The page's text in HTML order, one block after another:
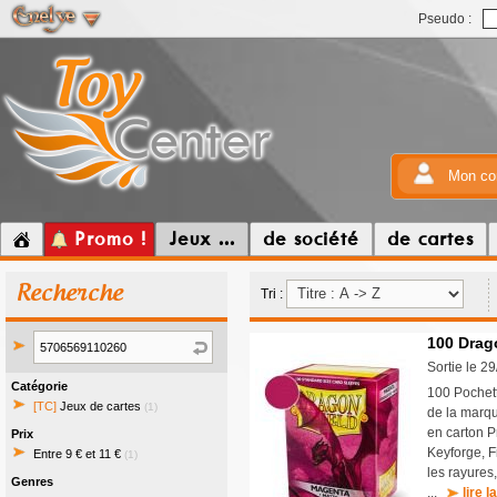
Pseudo :
Mon
Promo ! Jeux ... de société de cartes
Recherche
Catégorie
[TC] Jeux de cartes (1)
Prix
Entre 9 € et 11 € (1)
Genres
Tri :
100
Sortie le
100
de la
en carton
Keyforge,
les
...
lire